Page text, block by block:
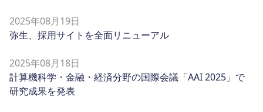
2025年08月19日
弥生、採用サイトを全面リニューアル
2025年08月18日
計算機科学・金融・経済分野の国際会議「AAI 2025」で
研究成果を発表